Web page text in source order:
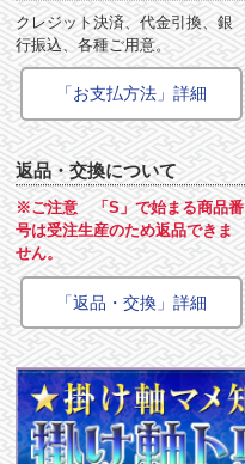
クレジット決済、代金引換、銀
行振込、各種ご用意。
「お支払方法」詳細
返品・交換について
※ご注意 「S」で始まる商品番
号は受注生産のため返品できま
せん。
「返品・交換」詳細